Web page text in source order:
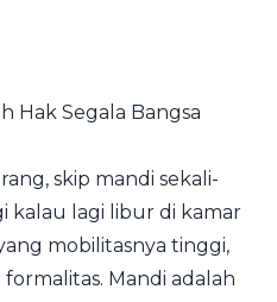
Hak Segala Bangsa
skip mandi sekali-
kalau lagi libur di kamar
mobilitasnya tinggi,
Mandi adalah